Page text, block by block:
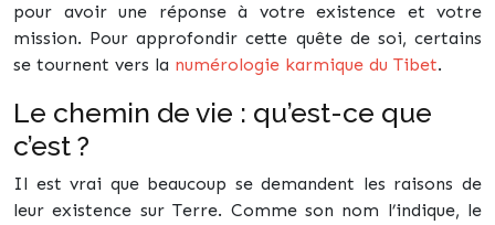
pour avoir une réponse à votre existence et votre
mission. Pour approfondir cette quête de soi, certains
se tournent vers la numérologie karmique du Tibet.
Le chemin de vie : qu’est-ce que
c’est ?
Il est vrai que beaucoup se demandent les raisons de
leur existence sur Terre. Comme son nom l’indique, le